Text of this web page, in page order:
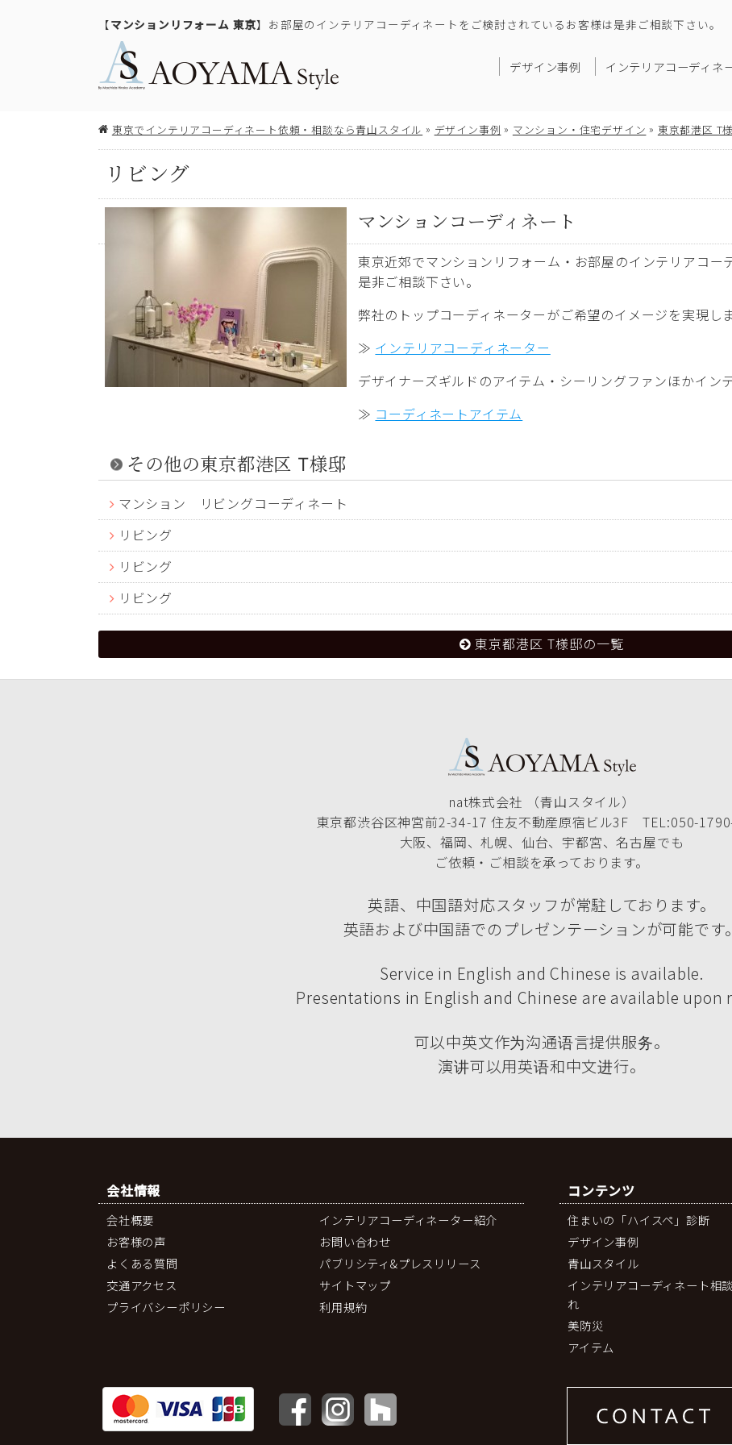
【マンションリフォーム 東京】お部屋のインテリアコーディネートをご検討されているお客様は是非ご相談下さい。
デザイン事例 インテリアコーディネ
東京でインテリアコーディネート依頼・相談なら青山スタイル » デザイン事例 » マンション・住宅デザイン » 東京都港区 T
リビング
マンションコーディネート
東京近郊でマンションリフォーム・お部屋のインテリアコー
是非ご相談下さい。
弊社のトップコーディネーターがご希望のイメージを実現しま
≫ インテリアコーディネーター
デザイナーズギルドのアイテム・シーリングファンほかイン
≫ コーディネートアイテム
その他の東京都港区 T様邸
マンション リビングコーディネート
リビング
リビング
リビング
東京都港区 T様邸の一覧
nat株式会社 （青山スタイル）
東京都渋谷区神宮前2-34-17 住友不動産原宿ビル3F TEL:050-
大阪、福岡、札幌、仙台、宇都宮、名古屋でも
ご依頼・ご相談を承っております。
英語、中国語対応スタッフが常駐しております。
英語および中国語でのプレゼンテーションが可能です。
Service in English and Chinese is available.
Presentations in English and Chinese are available upon
可以中英文作为沟通语言提供服务。
演讲可以用英语和中文进行。
会社情報
会社概要
インテリアコーディネーター紹介
お客様の声
お問い合わせ
よくある質問
パブリシティ&プレスリリース
交通アクセス
サイトマップ
プライバシーポリシー
利用規約
コンテンツ
住まいの「ハイスペ」診断
デザイン事例
青山スタイル
インテリアコーディネート相
れ
美防災
アイテム